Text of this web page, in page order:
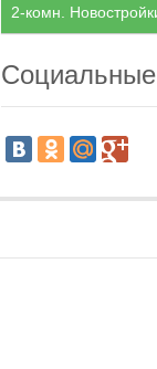
2-комн.